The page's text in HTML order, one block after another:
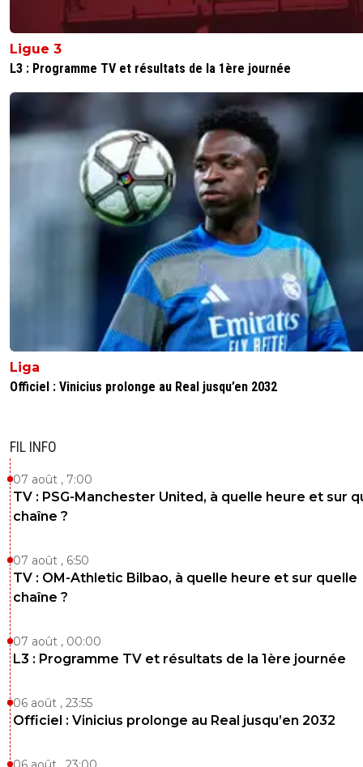
Ligue 3
L3 : Programme TV et résultats de la 1ère journée
Liga
Officiel : Vinicius prolonge au Real jusqu’en 2032
FIL INFO
07 août , 7:00
TV : PSG-Manchester United, à quelle heure et sur
chaîne ?
07 août , 6:50
TV : OM-Athletic Bilbao, à quelle heure et sur quelle
chaîne ?
07 août , 00:00
L3 : Programme TV et résultats de la 1ère journée
06 août , 23:55
Officiel : Vinicius prolonge au Real jusqu’en 2032